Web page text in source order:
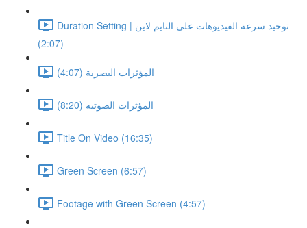
Duration Setting | توحيد سرعة الفيديوهات على التايم لاين
(2:07)
المؤثرات البصرية (4:07)
المؤثرات الصوتيه (8:20)
Title On Video (16:35)
Green Screen (6:57)
Footage with Green Screen (4:57)